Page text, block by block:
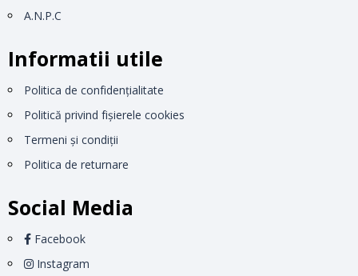
A.N.P.C
Informatii utile
Politica de confidențialitate
Politică privind fișierele cookies
Termeni și condiții
Politica de returnare
Social Media
Facebook
Instagram